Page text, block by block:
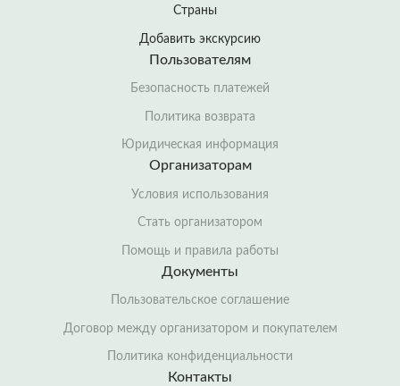
Страны
Добавить экскурсию
Пользователям
Безопасность платежей
Политика возврата
Юридическая информация
Организаторам
Условия использования
Стать организатором
Помощь и правила работы
Документы
Пользовательское соглашение
Договор между организатором и покупателем
Политика конфиденциальности
Контакты